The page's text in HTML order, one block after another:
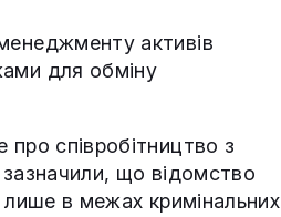
активів
для обміну
співробітництво з
що відомство
лише в межах кримінальних